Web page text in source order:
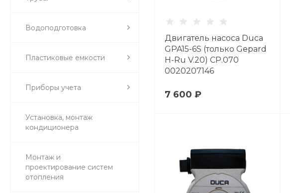
Водоподготовка
Пластиковые емкости
Приборы учета
Установка, монтаж
кондиционера
Монтаж и
проектирование систем
отопления
Двигатель насоса Duca
GPA15-6S (только Gepard
H-Ru V.20) CP.070
0020207146
7 600 ₽